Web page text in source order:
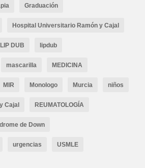
Graduación
Hospital Universitario Ramón y Cajal
LIP DUB lipdub
mascarilla MEDICINA
MIR Monologo Murcia niños
Cajal REUMATOLOGÍA
de Down
urgencias USMLE